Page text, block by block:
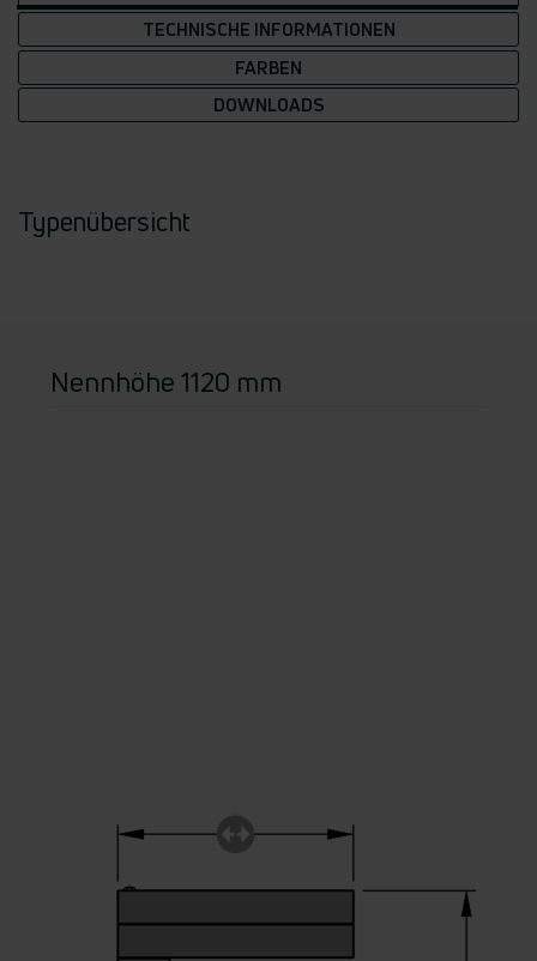
TECHNISCHE INFORMATIONEN
FARBEN
DOWNLOADS
Typenübersicht
Nennhöhe 1120 mm